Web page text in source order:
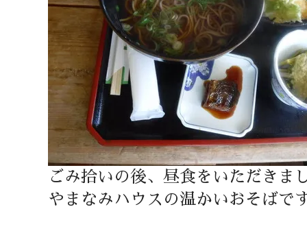
ごみ拾いの後、昼食をいただきま
やまなみハウスの温かいおそばで